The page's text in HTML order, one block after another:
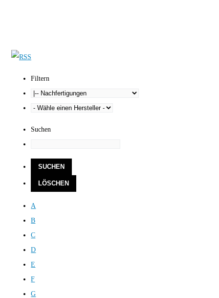
Filtern
Suchen
A
B
C
D
E
F
G